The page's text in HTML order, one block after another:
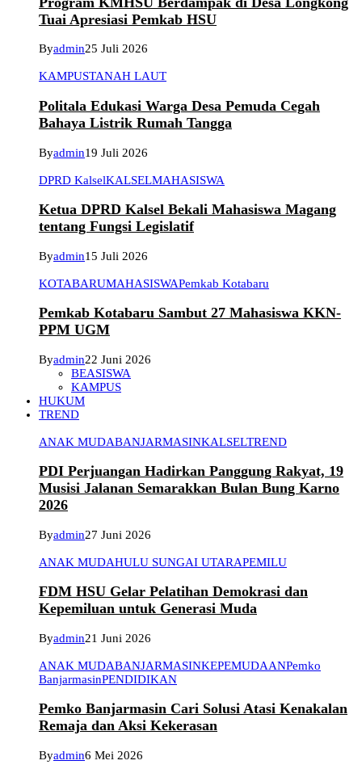
Tuai Apresiasi Pemkab HSU
Byadmin25 Juli 2026
KAMPUSTANAH LAUT
Politala Edukasi Warga Desa Pemuda Cegah
Bahaya Listrik Rumah Tangga
Byadmin19 Juli 2026
DPRD KalselKALSELMAHASISWA
Ketua DPRD Kalsel Bekali Mahasiswa Magang
tentang Fungsi Legislatif
Byadmin15 Juli 2026
KOTABARUMAHASISWAPemkab Kotabaru
Pemkab Kotabaru Sambut 27 Mahasiswa KKN-
PPM UGM
Byadmin22 Juni 2026
BEASISWA
KAMPUS
HUKUM
TREND
ANAK MUDABANJARMASINKALSELTREND
PDI Perjuangan Hadirkan Panggung Rakyat, 19
Musisi Jalanan Semarakkan Bulan Bung Karno
2026
Byadmin27 Juni 2026
ANAK MUDAHULU SUNGAI UTARAPEMILU
FDM HSU Gelar Pelatihan Demokrasi dan
Kepemiluan untuk Generasi Muda
Byadmin21 Juni 2026
ANAK MUDABANJARMASINKEPEMUDAANPemko
BanjarmasinPENDIDIKAN
Pemko Banjarmasin Cari Solusi Atasi Kenakalan
Remaja dan Aksi Kekerasan
Byadmin6 Mei 2026